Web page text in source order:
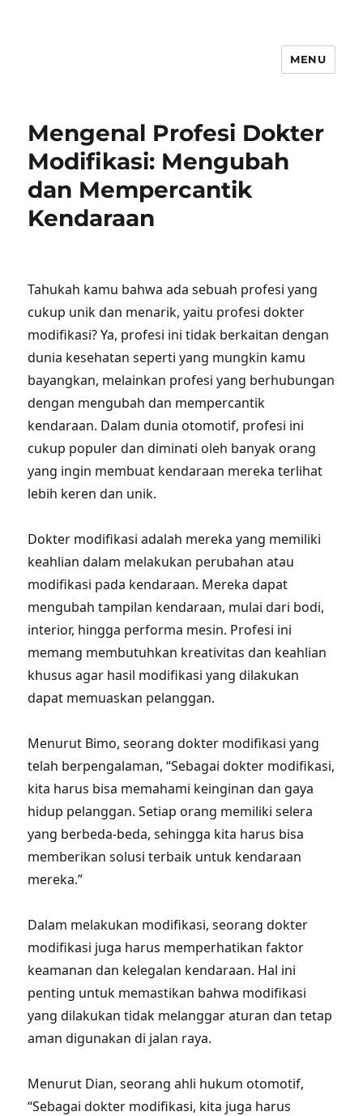
MENU
Mengenal Profesi Dokter
Modifikasi: Mengubah
dan Mempercantik
Kendaraan
Tahukah kamu bahwa ada sebuah profesi yang
cukup unik dan menarik, yaitu profesi dokter
modifikasi? Ya, profesi ini tidak berkaitan dengan
dunia kesehatan seperti yang mungkin kamu
bayangkan, melainkan profesi yang berhubungan
dengan mengubah dan mempercantik
kendaraan. Dalam dunia otomotif, profesi ini
cukup populer dan diminati oleh banyak orang
yang ingin membuat kendaraan mereka terlihat
lebih keren dan unik.
Dokter modifikasi adalah mereka yang memiliki
keahlian dalam melakukan perubahan atau
modifikasi pada kendaraan. Mereka dapat
mengubah tampilan kendaraan, mulai dari bodi,
interior, hingga performa mesin. Profesi ini
memang membutuhkan kreativitas dan keahlian
khusus agar hasil modifikasi yang dilakukan
dapat memuaskan pelanggan.
Menurut Bimo, seorang dokter modifikasi yang
telah berpengalaman, “Sebagai dokter modifikasi,
kita harus bisa memahami keinginan dan gaya
hidup pelanggan. Setiap orang memiliki selera
yang berbeda-beda, sehingga kita harus bisa
memberikan solusi terbaik untuk kendaraan
mereka.”
Dalam melakukan modifikasi, seorang dokter
modifikasi juga harus memperhatikan faktor
keamanan dan kelegalan kendaraan. Hal ini
penting untuk memastikan bahwa modifikasi
yang dilakukan tidak melanggar aturan dan tetap
aman digunakan di jalan raya.
Menurut Dian, seorang ahli hukum otomotif,
“Sebagai dokter modifikasi, kita juga harus